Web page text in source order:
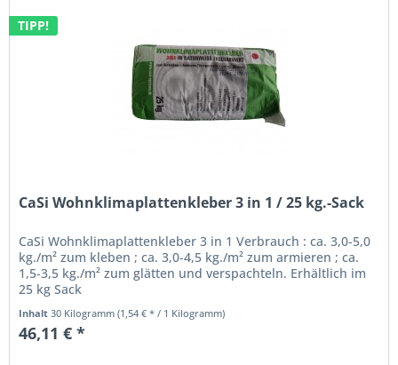
TIPP!
CaSi Wohnklimaplattenkleber 3 in 1 / 25 kg.-Sack
CaSi Wohnklimaplattenkleber 3 in 1 Verbrauch : ca. 3,0-5,0
kg./m² zum kleben ; ca. 3,0-4,5 kg./m² zum armieren ; ca.
1,5-3,5 kg./m² zum glätten und verspachteln. Erhältlich im
25 kg Sack
Inhalt30 Kilogramm(1,54 € * / 1 Kilogramm)
46,11 € *